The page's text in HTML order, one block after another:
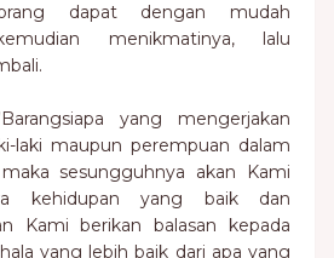
dapat dengan mudah
menikmatinya, lalu
yang mengerjakan
laki maupun perempuan dalam
sesungguhnya akan Kami
kehidupan yang baik dan
Kami berikan balasan kepada
yang lebih baik dari apa yang